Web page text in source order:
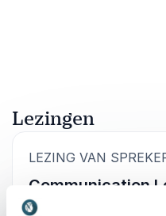
Lezingen
LEZING VAN
Communication
Hoe zorg je dat jouw